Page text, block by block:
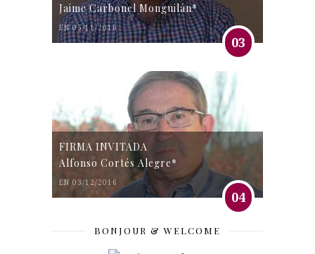
Jaime Carbonel Monguilán*
EN 05/11/2016
03
FIRMA INVITADA
Alfonso Cortés Alegre*
EN 03/12/2016
04
BONJOUR & WELCOME